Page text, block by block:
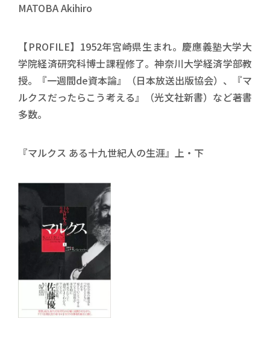
MATOBA Akihiro
【PROFILE】1952年宮崎県生まれ。慶應義塾大学大
学院経済研究科博士課程修了。神奈川大学経済学部教
授。『一週間de資本論』（日本放送出版協会）、『マ
ルクスだったらこう考える』（光文社新書）など著書
多数。
『マルクス ある十九世紀人の生涯』上・下